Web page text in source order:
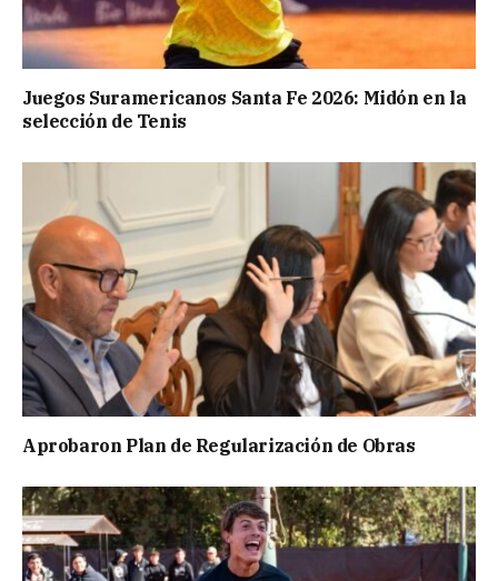
Juegos Suramericanos Santa Fe 2026: Midón en la
selección de Tenis
Aprobaron Plan de Regularización de Obras